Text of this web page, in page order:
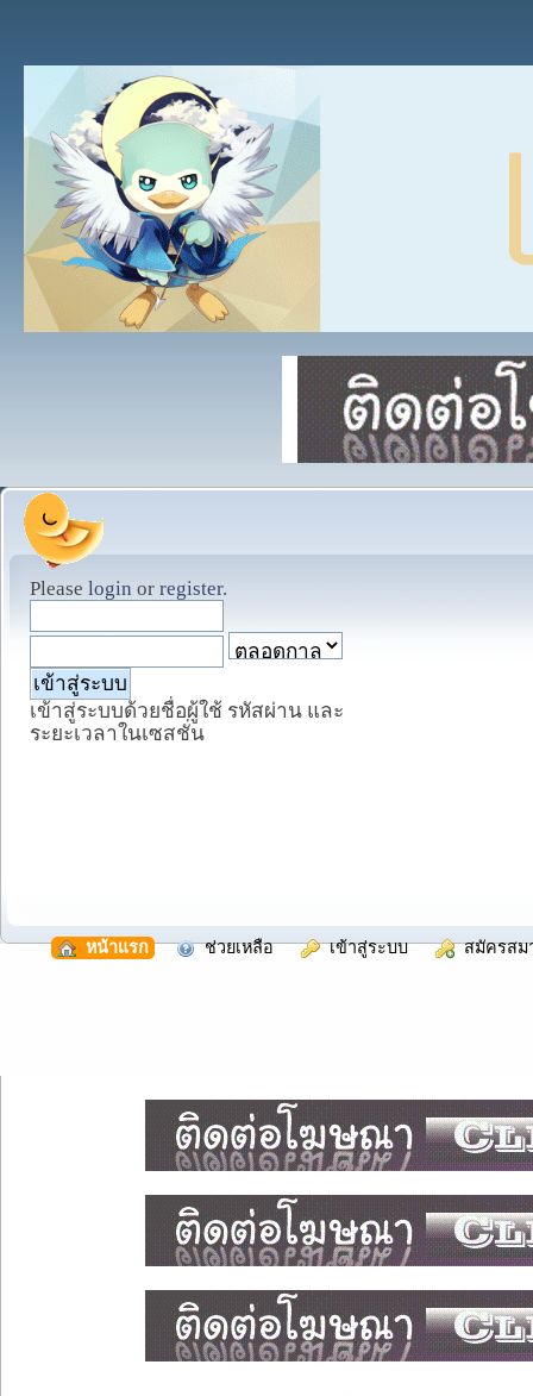
Please login or register.
เข้าสู่ระบบด้วยชื่อผู้ใช้ รหัสผ่าน และ
ระยะเวลาในเซสชั่น
หน้าแรก ช่วยเหลือ เข้าสู่ระบบ สมัครสม